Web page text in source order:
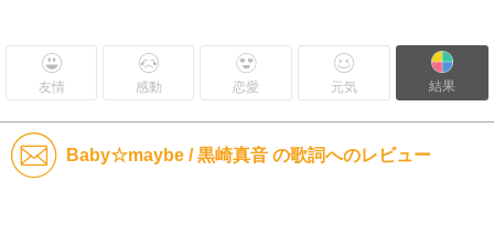
友情 感動 恋愛 元気 結果
Baby☆maybe / 黒崎真音 の歌詞へのレビュー